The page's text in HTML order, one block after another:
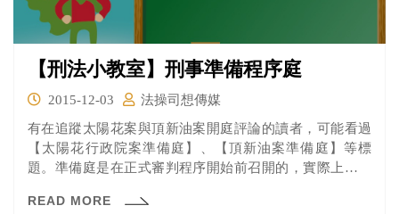
【刑法小教室】刑事準備程序庭
2015-12-03
法操司想傳媒
有在追蹤太陽花案與頂新油案開庭評論的讀者，可能看過
【太陽花行政院案準備庭】、【頂新油案準備庭】等標
題。準備庭是在正式審判程序開始前召開的，實際上，準
READ MORE